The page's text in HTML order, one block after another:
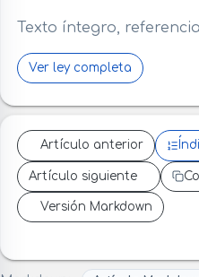
Texto íntegro,
Ver ley completa
Artículo anterior
Artículo siguiente
Versión Markdown